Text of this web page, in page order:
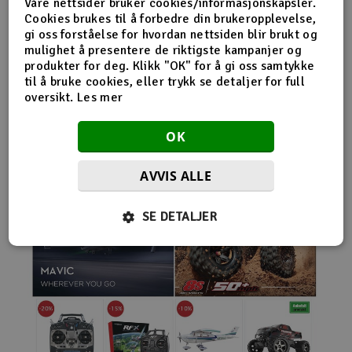
nybegynnerutstyr og avanserte løsninger hos samme
leverandør. Da internett for alvor endret
handelsmønstrene på 2000-tallet, satset Norwegian
Modellers tidlig på netthandel. Nettbutikken modellers.no
gjorde det mulig for kunder fra hele landet å handle
spesialprodukter som tidligere ofte bare var tilgjengelige i
større byer. Samtidig fortsatte selskapet å drive fysisk
Cookies brukes til å forbedre din brukeropplevelse,
gi oss forståelse for hvordan nettsiden blir brukt og
mulighet å presentere de riktigste kampanjer og
produkter for deg. Klikk "OK" for å gi oss samtykke
til å bruke cookies, eller trykk se detaljer for full
oversikt. Les mer
OK
AVVIS ALLE
SE DETALJER